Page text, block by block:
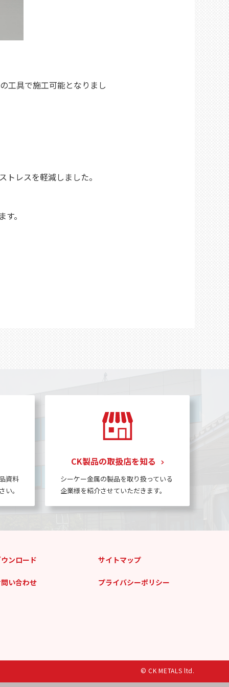
工具で施工可能となりまし
レスを軽減しました。
。
資料
。
CK製品の取扱店を知る
シーケー金属の製品を取り扱っている
企業様を紹介させていただきます。
ンロード
い合わせ
サイトマップ
プライバシーポリシー
© CK METALS ltd.